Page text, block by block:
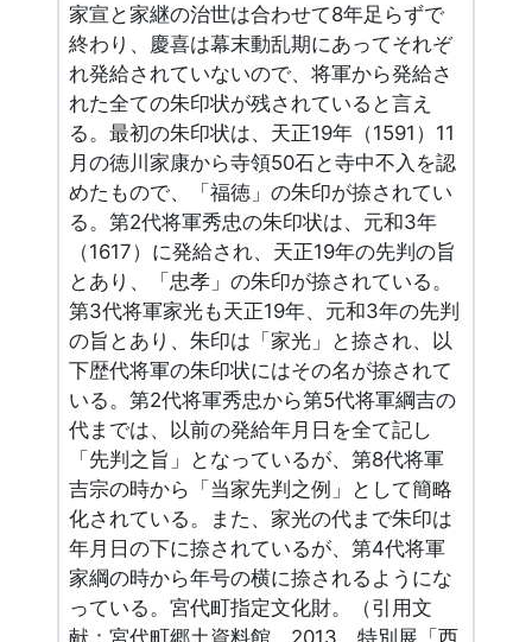
家宣と家継の治世は合わせて8年足らずで
終わり、慶喜は幕末動乱期にあってそれぞ
れ発給されていないので、将軍から発給さ
れた全ての朱印状が残されていると言え
る。最初の朱印状は、天正19年（1591）11
月の徳川家康から寺領50石と寺中不入を認
めたもので、「福徳」の朱印が捺されてい
る。第2代将軍秀忠の朱印状は、元和3年
（1617）に発給され、天正19年の先判の旨
とあり、「忠孝」の朱印が捺されている。
第3代将軍家光も天正19年、元和3年の先判
の旨とあり、朱印は「家光」と捺され、以
下歴代将軍の朱印状にはその名が捺されて
いる。第2代将軍秀忠から第5代将軍綱吉の
代までは、以前の発給年月日を全て記し
「先判之旨」となっているが、第8代将軍
吉宗の時から「当家先判之例」として簡略
化されている。また、家光の代まで朱印は
年月日の下に捺されているが、第4代将軍
家綱の時から年号の横に捺されるようにな
っている。宮代町指定文化財。（引用文
献：宮代町郷土資料館 2013 特別展「西